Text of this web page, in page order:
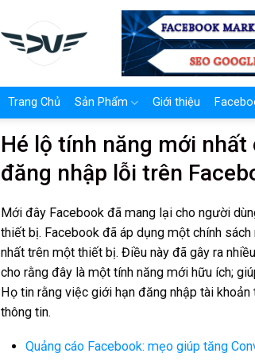
Trang Chủ Sản Phẩm Giới thiệu
Hé lộ tính năng mới
đăng nhập lỗi trên
Mới đây Facebook đã mang lại cho người
thiết bị. Facebook đã áp dụng một chính
nhất trên một thiết bị. Điều này đã gây ra
cho rằng đây là một tính năng mới hữu ích;
Họ tin rằng việc giới hạn đăng nhập tài
thông tin.
Quảng cáo Facebook: mẹo giúp tăng